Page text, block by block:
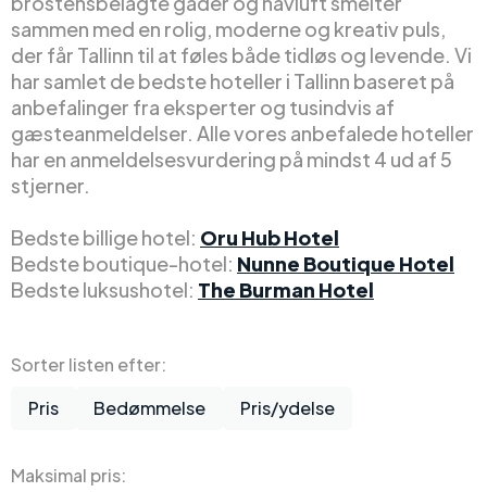
sammen med en rolig, moderne og kreativ puls,
der får Tallinn til at føles både tidløs og levende. Vi
har samlet de bedste hoteller i Tallinn baseret på
anbefalinger fra eksperter og tusindvis af
gæsteanmeldelser. Alle vores anbefalede hoteller
har en anmeldelsesvurdering på mindst 4 ud af 5
stjerner.
Bedste billige hotel: Oru Hub Hotel
Bedste boutique-hotel: Nunne Boutique Hotel
Bedste luksushotel: The Burman Hotel
Sorter listen efter:
Pris
Bedømmelse Pris/ydelse
Maksimal pris: